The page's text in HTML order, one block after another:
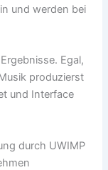
und werden bei
Egal,
produzierst
und Interface
durch UWIMP